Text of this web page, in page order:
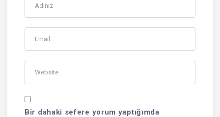
Bir dahaki sefere yorum yaptığımda